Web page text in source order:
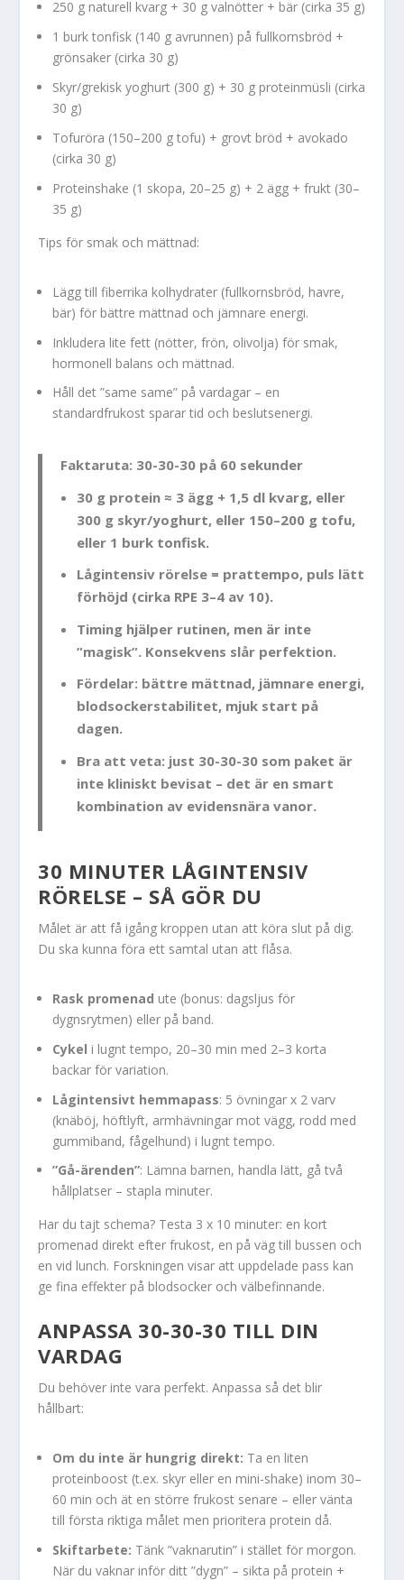
250 g naturell kvarg + 30 g valnötter + bär (cirka 35 g)
1 burk tonfisk (140 g avrunnen) på fullkornsbröd +
grönsaker (cirka 30 g)
Skyr/grekisk yoghurt (300 g) + 30 g proteinmüsli (cirka
30 g)
Tofuröra (150–200 g tofu) + grovt bröd + avokado
(cirka 30 g)
Proteinshake (1 skopa, 20–25 g) + 2 ägg + frukt (30–
35 g)
Tips för smak och mättnad:
Lägg till fiberrika kolhydrater (fullkornsbröd, havre,
bär) för bättre mättnad och jämnare energi.
Inkludera lite fett (nötter, frön, olivolja) för smak,
hormonell balans och mättnad.
Håll det ”same same” på vardagar – en
standardfrukost sparar tid och beslutsenergi.
Faktaruta: 30-30-30 på 60 sekunder
30 g protein ≈ 3 ägg + 1,5 dl kvarg, eller
300 g skyr/yoghurt, eller 150–200 g tofu,
eller 1 burk tonfisk.
Lågintensiv rörelse = prattempo, puls lätt
förhöjd (cirka RPE 3–4 av 10).
Timing hjälper rutinen, men är inte
”magisk”. Konsekvens slår perfektion.
Fördelar: bättre mättnad, jämnare energi,
blodsockerstabilitet, mjuk start på
dagen.
Bra att veta: just 30-30-30 som paket är
inte kliniskt bevisat – det är en smart
kombination av evidensnära vanor.
30 MINUTER LÅGINTENSIV
RÖRELSE – SÅ GÖR DU
Målet är att få igång kroppen utan att köra slut på dig.
Du ska kunna föra ett samtal utan att flåsa.
Rask promenad ute (bonus: dagsljus för
dygnsrytmen) eller på band.
Cykel i lugnt tempo, 20–30 min med 2–3 korta
backar för variation.
Lågintensivt hemmapass: 5 övningar x 2 varv
(knäböj, höftlyft, armhävningar mot vägg, rodd med
gummiband, fågelhund) i lugnt tempo.
”Gå-ärenden”: Lämna barnen, handla lätt, gå två
hållplatser – stapla minuter.
Har du tajt schema? Testa 3 x 10 minuter: en kort
promenad direkt efter frukost, en på väg till bussen och
en vid lunch. Forskningen visar att uppdelade pass kan
ge fina effekter på blodsocker och välbefinnande.
ANPASSA 30-30-30 TILL DIN
VARDAG
Du behöver inte vara perfekt. Anpassa så det blir
hållbart:
Om du inte är hungrig direkt: Ta en liten
proteinboost (t.ex. skyr eller en mini-shake) inom 30–
60 min och ät en större frukost senare – eller vänta
till första riktiga målet men prioritera protein då.
Skiftarbete: Tänk ”vaknarutin” i stället för morgon.
När du vaknar inför ditt ”dygn” – sikta på protein +